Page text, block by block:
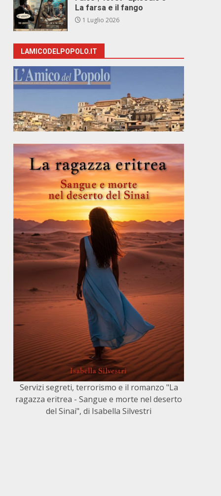
La farsa e il fango
1 Luglio 2026
LAMICODELPOPOLO.IT
Servizi segreti, terrorismo e il romanzo "La
ragazza eritrea - Sangue e morte nel deserto
del Sinai", di Isabella Silvestri